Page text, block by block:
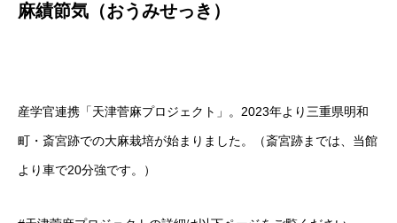
麻績節気（おうみせっき）
産学官連携「天津菅麻プロジェクト」。2023年より 三重県明和
町・斎宮跡での大麻栽培が始まりました。（斎宮跡までは、当館
より車で20分強です。）